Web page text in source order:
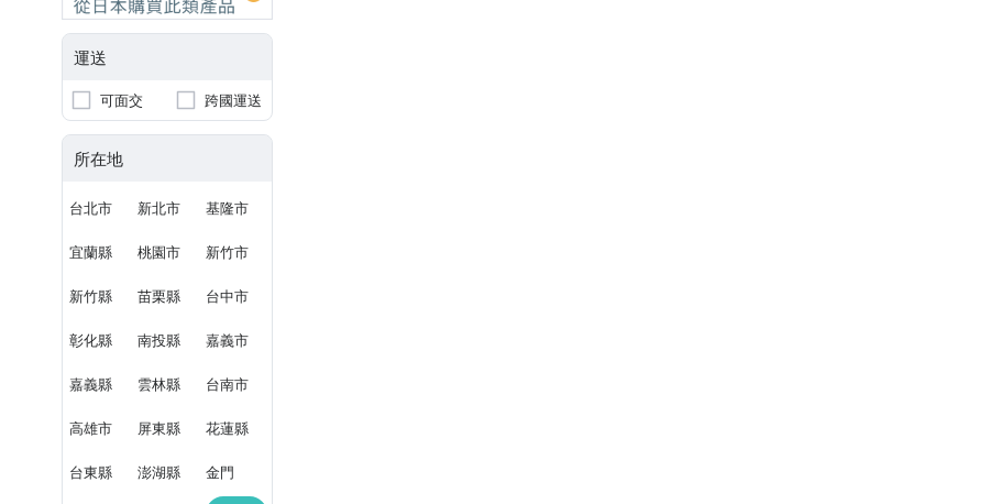
運送
可面交 跨國運送
所在地
台北市 新北市 基隆市
宜蘭縣 桃園市 新竹市
新竹縣 苗栗縣 台中市
彰化縣 南投縣 嘉義市
嘉義縣 雲林縣 台南市
高雄市 屏東縣 花蓮縣
台東縣 澎湖縣 金門